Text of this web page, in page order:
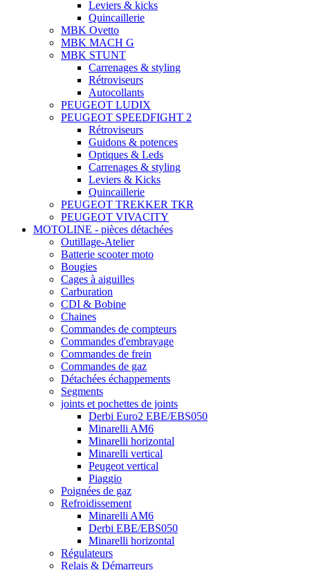
Leviers & kicks
Quincaillerie
MBK Ovetto
MBK MACH G
MBK STUNT
Carrenages & styling
Rétroviseurs
Autocollants
PEUGEOT LUDIX
PEUGEOT SPEEDFIGHT 2
Rétroviseurs
Guidons & potences
Optiques & Leds
Carrenages & styling
Leviers & Kicks
Quincaillerie
PEUGEOT TREKKER TKR
PEUGEOT VIVACITY
MOTOLINE - pièces détachées
Outillage-Atelier
Batterie scooter moto
Bougies
Cages à aiguilles
Carburation
CDI & Bobine
Chaines
Commandes de compteurs
Commandes d'embrayage
Commandes de frein
Commandes de gaz
Détachées échappements
Segments
joints et pochettes de joints
Derbi Euro2 EBE/EBS050
Minarelli AM6
Minarelli horizontal
Minarelli vertical
Peugeot vertical
Piaggio
Poignées de gaz
Refroidissement
Minarelli AM6
Derbi EBE/EBS050
Minarelli horizontal
Régulateurs
Relais & Démarreurs